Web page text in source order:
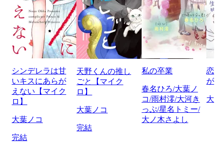
シンデレラは甘
いキスにあらが
えない【マイク
ロ】
大葉ノコ
完結
天野くんの推し
ごと【マイク
ロ】
大葉ノコ
完結
私の卒業
春名ひろ/大葉ノ
コ/雨村澪/大河き
っぷ/星名トミー/
大ノ木さよし
恋
が
大